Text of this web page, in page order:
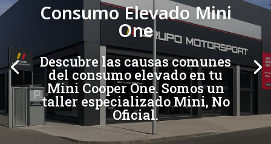
Consumo Elevado Mini
One
Descubre las causas comunes
del consumo elevado en tu
Mini Cooper One. Somos un
taller especializado Mini, No
Oficial.